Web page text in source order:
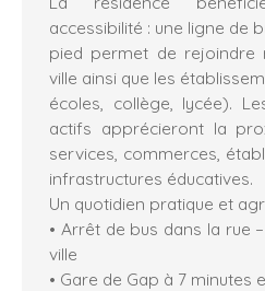
accessibilité : une ligne de
pied permet de rejoindre
ville ainsi que les
écoles, collège, lycée).
actifs apprécieront la
services, commerces,
infrastructures éducatives.
Un quotidien pratique et
• Arrêt de bus dans la rue
ville
• Gare de Gap à 7 minutes